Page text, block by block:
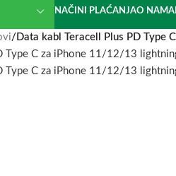
NAČINI PLAĆANJAO NAMA
/ Data kabl Teracell Plus PD